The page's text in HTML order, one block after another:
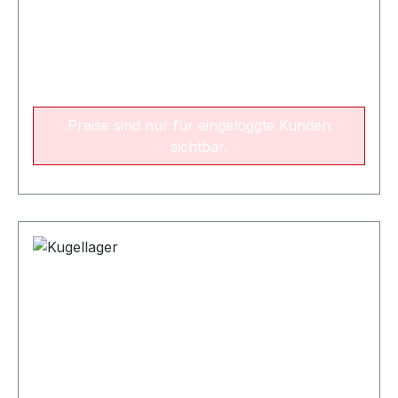
Preise sind nur für eingeloggte Kunden
sichtbar.